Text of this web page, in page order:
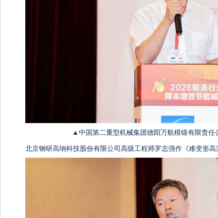
▲中国第二重型机械集团德阳万航模锻有限责任
北京钢研高纳科技股份有限公司高级工程师罗志强作《难变形